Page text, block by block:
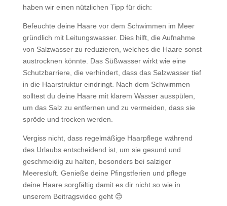
haben wir einen nützlichen Tipp für dich:
Befeuchte deine Haare vor dem Schwimmen im Meer
gründlich mit Leitungswasser. Dies hilft, die Aufnahme
von Salzwasser zu reduzieren, welches die Haare sonst
austrocknen könnte. Das Süßwasser wirkt wie eine
Schutzbarriere, die verhindert, dass das Salzwasser tief
in die Haarstruktur eindringt. Nach dem Schwimmen
solltest du deine Haare mit klarem Wasser ausspülen,
um das Salz zu entfernen und zu vermeiden, dass sie
spröde und trocken werden.
Vergiss nicht, dass regelmäßige Haarpflege während
des Urlaubs entscheidend ist, um sie gesund und
geschmeidig zu halten, besonders bei salziger
Meeresluft. Genieße deine Pfingstferien und pflege
deine Haare sorgfältig damit es dir nicht so wie in
unserem Beitragsvideo geht 😊